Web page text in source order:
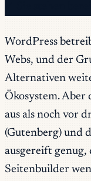
WordPress
Webs, und der
Alternativen
Ökosystem. Aber
aus als noch vor
(Gutenberg) und
ausgereift
Seitenbuilder